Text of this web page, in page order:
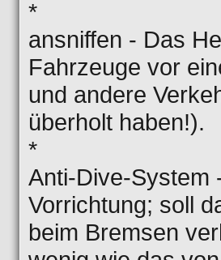
*
ansniffen - Das
Fahrzeuge vor
und andere
überholt haben!).
*
Anti-Dive-System
Vorrichtung; soll
beim Bremsen